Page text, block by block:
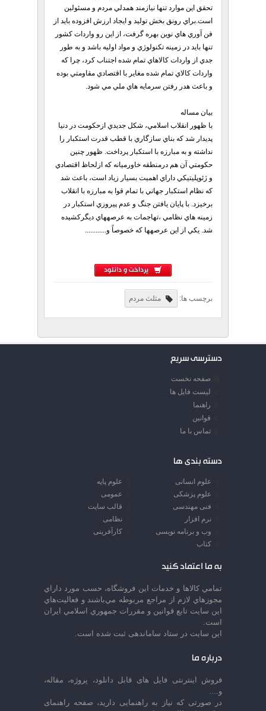
تحقق اين موارد تنها نيازمند همدلي مردم و مسئولين
است.براي رونق بخش توليد و ايجاد ارزش افزوده بايد از
فن آوري هاي نوين بهره گرفت، از اين رو واردات كشور
تنها بايد در زمينه تكنولوژي و مواد اوليه باشد و به طور
جدي از واردات كالاهاي تمام شده اجتناب كرد، چرا كه
واردات كالاي تمام شده مغاير با اقتصادي مقاومتي بوده
و باعث هدر رفتن سرمايه هاي ملي مي شود.
بيان مساله
با ظهور انقلاب اسلامي، شكل جديدي ازحكومت در دنيا
پديدار شد كه بناي سازگاري با قطب قدرت استكبار را
نداشته و به مبارزه با استكبار پرداخت. ظهور چنين
حكومتي آن هم درمنطقه خاورميانه كه ازلحاظ اقتصادي
و ژئوپليتيكي داراي اهميت بسيار زياد است، باعث شد
كه نظام استكبار جهاني با تمام قوا به مبارزه با انقلاب
برخيزد. با پايان يافتن جنگ و عدم پيروزي استكبار در
زمينه هاي نظامي ،تهاجمات به عرصههاي ديگركشيده
شد. يكي از اين عرصهها كه خصوصاً و............
پرداخت و دانلود
برچسب ها: مثلث مردم
دسترسی سریع
صفحه نخست
لیست فایل ها
راهنما
قوانین
تماس با ما
دسته بندی ها
علوم انسانی
علوم پایه
علوم پزشکی
عمومی
فنی مهندسی
قالب سایت
نرم افزار
نظامی
وب و برنامه نویسی
کارآفرینی
کتاب
به ما اعتماد کنید
تمامي كالاها و خدمات اين فروشگاه، حسب مورد داراي
مجوزهاي لازم از مراجع مربوطه مي‌باشند و فعاليت‌هاي
اين سايت تابع قوانين و مقررات جمهوري اسلامي ايران
است.
این سایت در ستاد ساماندهی ثبت شده است.
درباره ما
فروش اینترنتی فایل های قابل دانلود، پروژه، مقاله،
و....
در صورتی که نیاز به راهنمایی دارید، صفحه راهنمای